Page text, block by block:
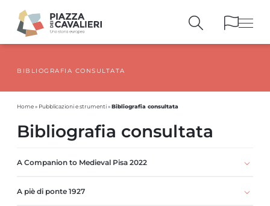
PUBBLICAZIONI E STRUMENTI
BIBLIOGRAFIA CONSULTATA
Home» Pubblicazioni e strumenti»Bibliografia consultata
Bibliografia consultata
A Companion to Medieval Pisa 2022
A piè di ponte 1927